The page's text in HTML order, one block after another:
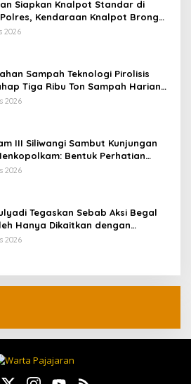
Siapkan Knalpot Standar di
Kendaraan Knalpot Brong
Langsung Ganti
2026
Sampah Teknologi Pirolisis
Tiga Ribu Ton Sampah Harian
2026
III Siliwangi Sambut Kunjungan
Bentuk Perhatian
2026
Tegaskan Sebab Aksi Begal
Hanya Dikaitkan dengan
2026